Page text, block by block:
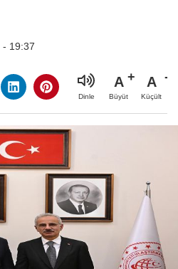
- 19:37
Dinle
A
Büyüt
A
Küçült